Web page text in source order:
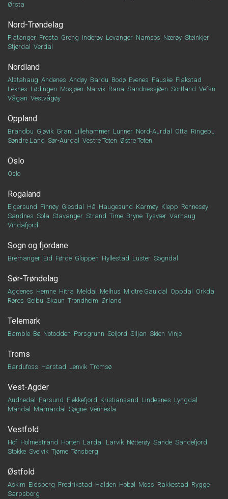
Ørsta
Nord-Trøndelag
Flatanger Frosta Grong Inderøy Levanger Namsos Nærøy Steinkjer
Stjørdal
Verdal
Nordland
Alstahaug Andenes Andøy Bardu Bodø Evenes Fauske Flakstad
Leknes Lødingen Mosjøen Narvik Rana Sandnessjøen Sortland Vefsn
Vågan Vestvågøy
Oppland
Brandbu Gjøvik Gran Lillehammer Lunner Nord-Aurdal Otta Ringebu
Søndre Land Sør-Aurdal Vestre Toten Østre Toten
Oslo
Oslo
Rogaland
Eigersund Finnøy Gjesdal Hå Haugesund Karmøy Klepp Rennesøy
Sandnes Sola Stavanger Strand Time Bryne Tysvær Varhaug
Vindafjord
Sogn og fjordane
Bremanger Eid Førde Gloppen Hyllestad Luster Sogndal
Sør-Trøndelag
Agdenes Hemne Hitra Meldal Melhus Midtre Gauldal Oppdal
Orkdal
Røros Selbu Skaun Trondheim Ørland
Telemark
Bamble Bø Notodden Porsgrunn Seljord Siljan Skien Vinje
Troms
Bardufoss Harstad Lenvik Tromsø
Vest-Agder
Audnedal Farsund Flekkefjord Kristiansand Lindesnes Lyngdal
Mandal
Marnardal Søgne Vennesla
Vestfold
Hof Holmestrand Horten Lardal Larvik Nøtterøy Sande Sandefjord
Stokke Svelvik Tjøme Tønsberg
Østfold
Askim Eidsberg Fredrikstad Halden Hobøl Moss Rakkestad Rygge
Sarpsborg